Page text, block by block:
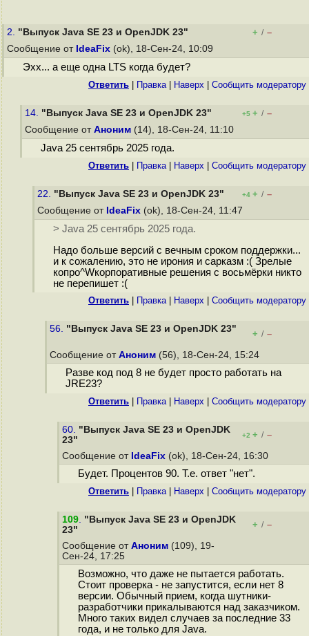
2. "Выпуск Java SE 23 и OpenJDK 23" + / –
Сообщение от IdeaFix (ok), 18-Сен-24, 10:09
Эхх... а еще одна LTS когда будет?
Ответить Правка| Наверх Cообщить модератору
14. "Выпуск Java SE 23 и OpenJDK 23" +5 + / –
Сообщение от Аноним (14), 18-Сен-24, 11:10
Java 25 сентябрь 2025 года.
Ответить Правка| Наверх Cообщить модератору
22. "Выпуск Java SE 23 и OpenJDK 23" +4 + / –
Сообщение от IdeaFix (ok), 18-Сен-24, 11:47
> Java 25 сентябрь 2025 года.
Надо больше версий с вечным сроком поддержки...
и к сожалению, это не ирония и сарказм :( Зрелые
копро^Wкорпоративные решения с восьмёрки никто
не перепишет :(
Ответить Правка| Наверх Cообщить модератору
56. "Выпуск Java SE 23 и OpenJDK 23" + / –
Сообщение от Аноним (56), 18-Сен-24, 15:24
Разве код под 8 не будет просто работать на
JRE23?
Ответить Правка| Наверх Cообщить модератору
60. "Выпуск Java SE 23 и OpenJDK
23"
+2 + / –
Сообщение от IdeaFix (ok), 18-Сен-24, 16:30
Будет. Процентов 90. Т.е. ответ "нет".
Ответить Правка| Наверх Cообщить модератору
109. "Выпуск Java SE 23 и OpenJDK
23"
+ / –
Сообщение от Аноним (109), 19-
Сен-24, 17:25
Возможно, что даже не пытается работать.
Стоит проверка - не запустится, если нет 8
версии. Обычный прием, когда шутники-
разработчики прикалываются над заказчиком.
Много таких видел случаев за последние 33
года, и не только для Java.